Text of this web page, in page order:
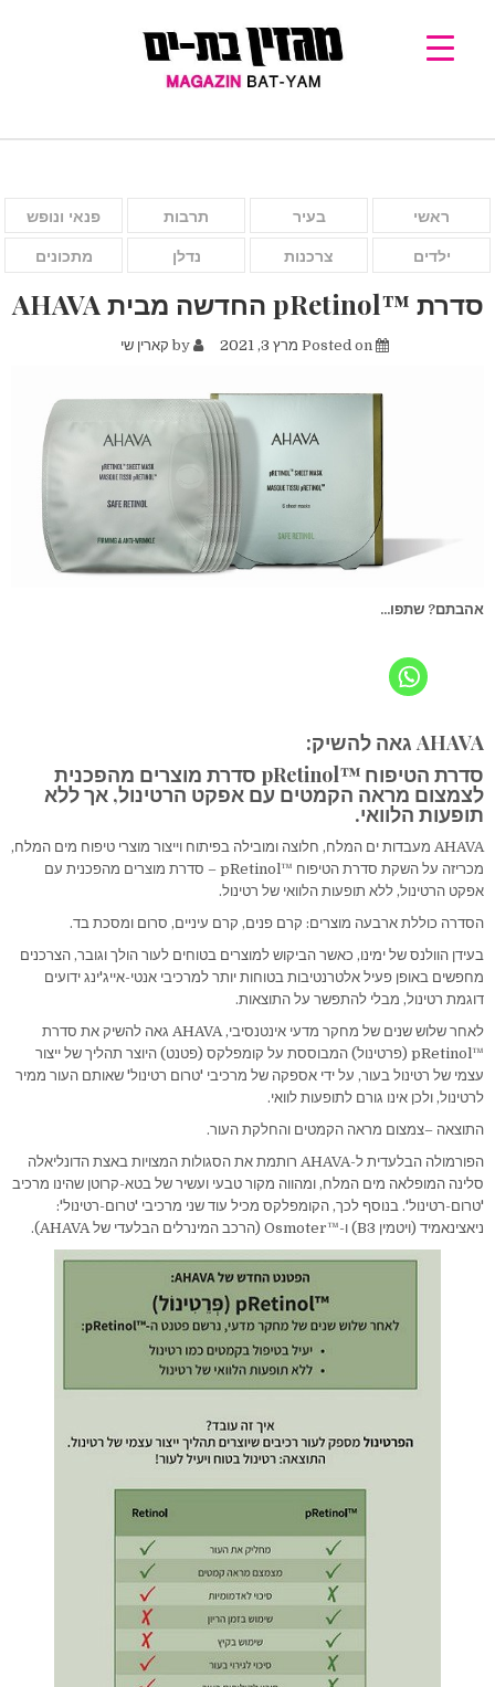
ראשי בעיר תרבות פנאי ונופש
ילדים צרכנות נדלן מתכונים
סדרת ™pRetinol החדשה מבית AHAVA
Posted on מרץ 3, 2021 by קארין שי
אהבתם? שתפו...
AHAVA גאה להשיק:
סדרת הטיפוח ™pRetinol סדרת מוצרים מהפכנית
לצמצום מראה הקמטים עם אפקט הרטינול, אך ללא
תופעות הלוואי.
AHAVA מעבדות ים המלח, חלוצה ומובילה בפיתוח וייצור מוצרי טיפוח מים המלח,
מכריזה על השקת סדרת הטיפוח ™pRetinol – סדרת מוצרים מהפכנית עם
אפקט הרטינול, ללא תופעות הלוואי של רטינול.
הסדרה כוללת ארבעה מוצרים: קרם פנים, קרם עיניים, סרום ומסכת בד.
בעידן הוולנס של ימינו, כאשר הביקוש למוצרים בטוחים לעור הולך וגובר, הצרכנים
מחפשים באופן פעיל אלטרנטיבות בטוחות יותר למרכיבי אנטי-אייג'ינג ידועים
דוגמת רטינול, מבלי להתפשר על התוצאות.
לאחר שלוש שנים של מחקר מדעי אינטנסיבי, AHAVA גאה להשיק את סדרת
™pRetinol (פרטינול) המבוססת על קומפלקס (פטנט) היוצר תהליך של ייצור
עצמי של רטינול בעור, על ידי אספקה של מרכיבי 'טרום רטינול' שאותם העור ממיר
לרטינול, ולכן אינו גורם לתופעות לוואי.
התוצאה –צמצום מראה הקמטים והחלקת העור.
הפורמולה הבלעדית ל-AHAVA רותמת את הסגולות המצויות באצת הדונליאלה
סלינה המופלאה מים המלח, ומהווה מקור טבעי ועשיר של בטא-קרוטן שהינו מרכיב
'טרום-רטינול'. בנוסף לכך, הקומפלקס מכיל עוד שני מרכיבי 'טרום-רטינול':
ניאצינאמיד (ויטמין B3) ו-™Osmoter (הרכב המינרלים הבלעדי של AHAVA).